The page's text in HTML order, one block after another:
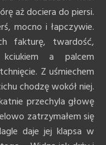
aż dociera do piersi.
mocno i łapczywie.
fakturę, twardość,
a palcem
Z uśmiechem
chodzę wokół niej.
przechyla głowę
zatrzymałem się
daje jej klapsa w